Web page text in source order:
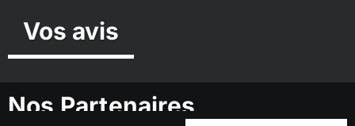
Vos avis
Nos Partenaires